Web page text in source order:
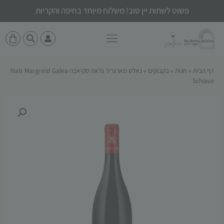
פשוט לשתות יין טוב! משלוח מיוחד בחיפה והקריות
דף הבית » חנות » בקבוקים »
נאלס מארגריד גלאה סקיאבה Nals Margreid Galea
Schiava